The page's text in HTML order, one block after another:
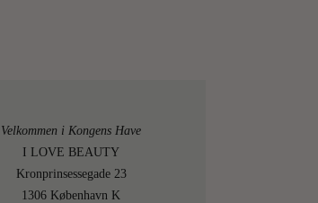
Velkommen i Kongens Have
I LOVE BEAUTY
Kronprinsessegade 23
1306 København K